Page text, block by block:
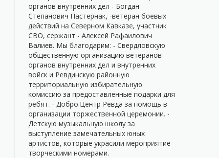
органов внутренних дел - Богдан
Степанович Пастернак, -ветеран боевых
действий на Северном Кавказе, участник
СВО, сержант - Алексей Рафаилович
Валиев. Мы благодарим: - Свердловскую
общественную организацию ветеранов
органов внутренних дел и внутренних
войск и Ревдинскую районную
территориальную избирательную
комиссию за предоставленные подарки для
ребят. - Добро.Центр Ревда за помощь в
организации торжественной церемонии. -
Детскую музыкальную школу за
выступление замечательных юных
артистов, которые украсили мероприятие
творческими номерами.